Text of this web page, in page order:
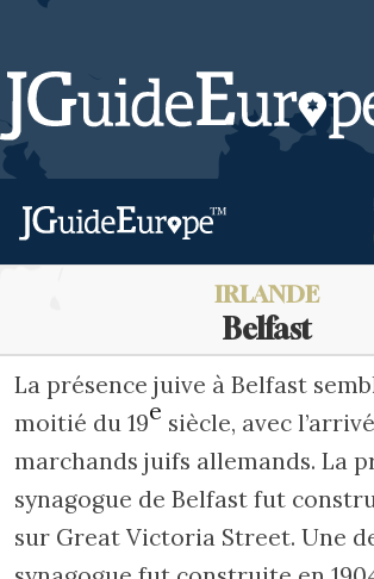
IRLANDE
Belfast
La présence juive à Belfast
moitié du 19e siècle, avec
marchands juifs allemands. La
synagogue de Belfast fut
sur Great Victoria Street. Une